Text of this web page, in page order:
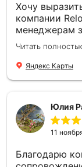
Хочу
компании
менеджерам
Нашел
интернете и
за результат. Однако уже на этапе подготовки
информацию,
терпеливо
обещанные
записи и пр.).
Читать
Яндекс Карты
Юлия
11
Благодарю